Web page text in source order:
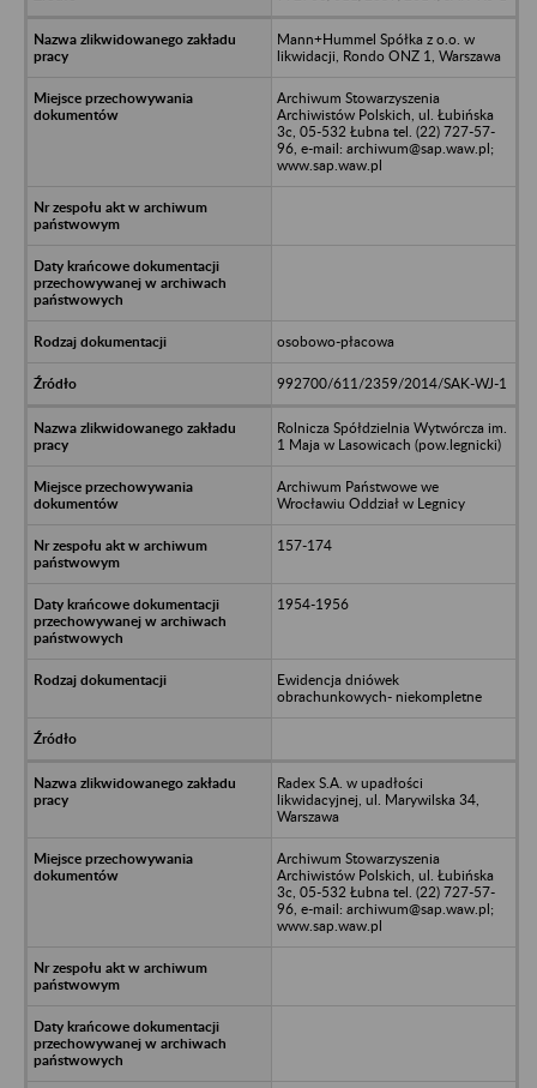
Mann+Hummel Spółka z o.o. w
likwidacji, Rondo ONZ 1, Warszawa
Archiwum Stowarzyszenia
Archiwistów Polskich, ul. Łubińska
3c, 05-532 Łubna tel. (22) 727-57-
96, e-mail: archiwum@sap.waw.pl;
www.sap.waw.pl
osobowo-płacowa
992700/611/2359/2014/SAK-WJ-1
Rolnicza Spółdzielnia Wytwórcza im.
1 Maja w Lasowicach (pow.legnicki)
Archiwum Państwowe we
Wrocławiu Oddział w Legnicy
157-174
1954-1956
Ewidencja dniówek
obrachunkowych- niekompletne
Radex S.A. w upadłości
likwidacyjnej, ul. Marywilska 34,
Warszawa
Archiwum Stowarzyszenia
Archiwistów Polskich, ul. Łubińska
3c, 05-532 Łubna tel. (22) 727-57-
96, e-mail: archiwum@sap.waw.pl;
www.sap.waw.pl